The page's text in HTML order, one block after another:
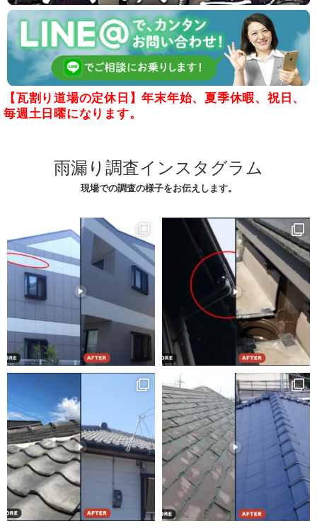
【瓦割り道場の定休日】年末年始、夏季休暇、祝日、
毎週土日曜になります。
雨漏り調査インスタグラム
現場での調査の様子をお伝えします。